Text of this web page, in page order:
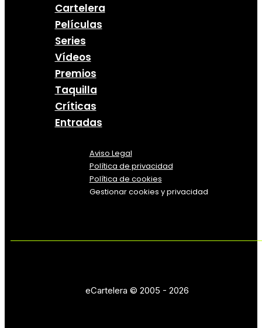
Cartelera
Películas
Series
Vídeos
Premios
Taquilla
Críticas
Entradas
Aviso Legal
Política de privacidad
Política de cookies
Gestionar cookies y privacidad
eCartelera © 2005 - 2026